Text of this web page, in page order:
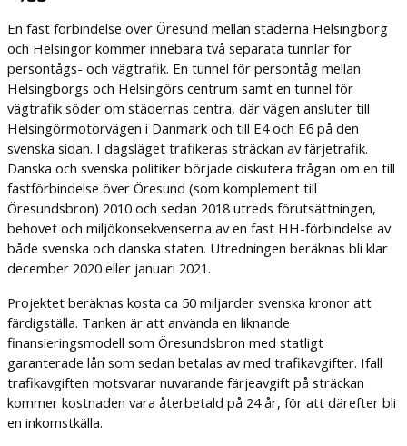
En fast förbindelse över Öresund mellan städerna Helsingborg
och Helsingör kommer innebära två separata tunnlar för
persontågs- och vägtrafik. En tunnel för persontåg mellan
Helsingborgs och Helsingörs centrum samt en tunnel för
vägtrafik söder om städernas centra, där vägen ansluter till
Helsingörmotorvägen i Danmark och till E4 och E6 på den
svenska sidan. I dagsläget trafikeras sträckan av färjetrafik.
Danska och svenska politiker började diskutera frågan om en till
fastförbindelse över Öresund (som komplement till
Öresundsbron) 2010 och sedan 2018 utreds förutsättningen,
behovet och miljökonsekvenserna av en fast HH-förbindelse av
både svenska och danska staten. Utredningen beräknas bli klar
december 2020 eller januari 2021.
Projektet beräknas kosta ca 50 miljarder svenska kronor att
färdigställa. Tanken är att använda en liknande
finansieringsmodell som Öresundsbron med statligt
garanterade lån som sedan betalas av med trafikavgifter. Ifall
trafikavgiften motsvarar nuvarande färjeavgift på sträckan
kommer kostnaden vara återbetald på 24 år, för att därefter bli
en inkomstkälla.